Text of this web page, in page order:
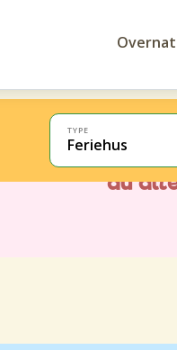
TYPE
Feriehus
enhedstypen
du